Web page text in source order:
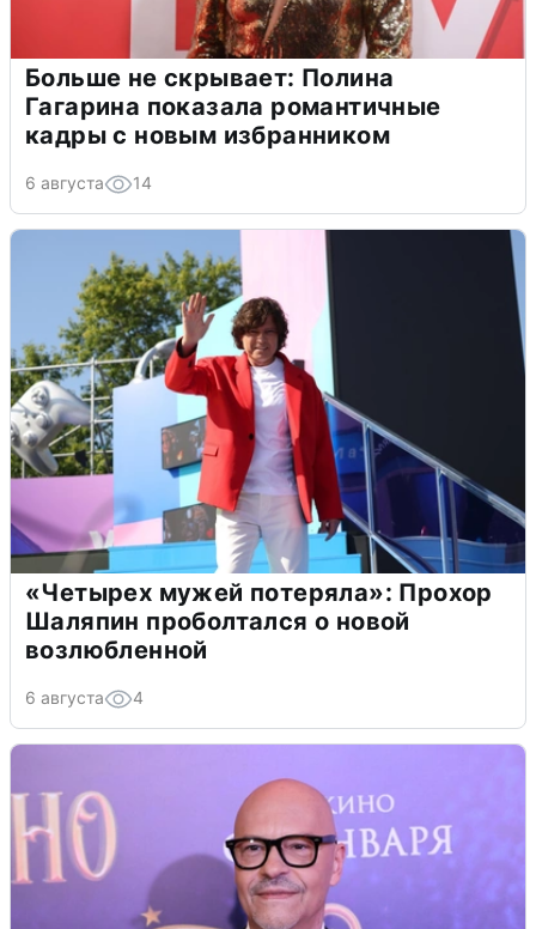
Больше не скрывает: Полина
Гагарина показала романтичные
кадры с новым избранником
6 августа 14
«Четырех мужей потеряла»: Прохор
Шаляпин проболтался о новой
возлюбленной
6 августа 4